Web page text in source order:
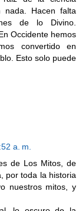
nada. Hacen falta
de lo Divino.
Occidente hemos
convertido en
Esto solo puede
a. m.
de Los Mitos, de
por toda la historia
nuestros mitos, y